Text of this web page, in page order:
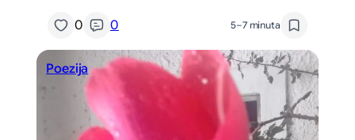
0 0 5–7 minuta
Poezija